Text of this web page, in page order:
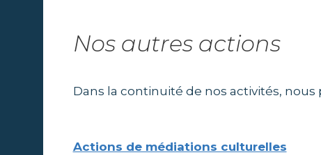
A
r
t
e
t
e
Nos autres actions
Dans la continuité de nos activités, nous
Actions de médiations culturelles